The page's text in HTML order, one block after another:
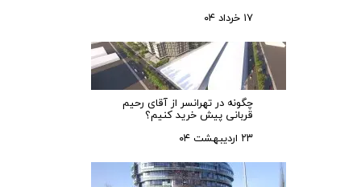
۱۷ خرداد ۰۴
چگونه در تهرانسر از آقای رحیم
قربانی پیش خرید کنیم؟
۲۳ اردیبهشت ۰۴